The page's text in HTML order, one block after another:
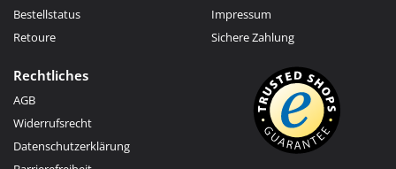
Bestellstatus
Retoure
Impressum
Sichere Zahlung
Rechtliches
AGB
Widerrufsrecht
Datenschutzerklärung